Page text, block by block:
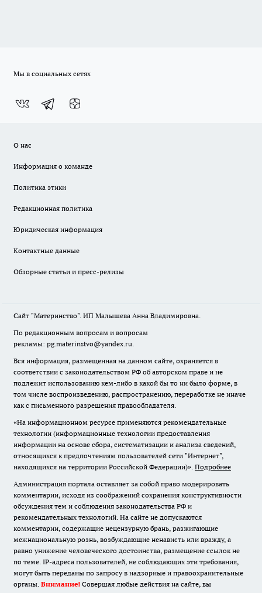
Мы в социальных сетях
О нас
Информация о команде
Политика этики
Редакционная политика
Юридическая информация
Контактные данные
Обзорные статьи и пресс-релизы
Сайт "Материнство". ИП Малышева Анна Владимировна.
По редакционным вопросам и вопросам
рекламы: pg.materinstvo@yandex.ru.
Вся информация, размещенная на данном сайте, охраняется в
соответствии с законодательством РФ об авторском праве и не
подлежит использованию кем-либо в какой бы то ни было форме, в
том числе воспроизведению, распространению, переработке не иначе
как с письменного разрешения правообладателя.
«На информационном ресурсе применяются рекомендательные
технологии (информационные технологии предоставления
информации на основе сбора, систематизации и анализа сведений,
относящихся к предпочтениям пользователей сети "Интернет",
находящихся на территории Российской Федерации)». Подробнее
Администрация портала оставляет за собой право модерировать
комментарии, исходя из соображений сохранения конструктивности
обсуждения тем и соблюдения законодательства РФ и
рекомендательных технологий. На сайте не допускаются
комментарии, содержащие нецензурную брань, разжигающие
межнациональную рознь, возбуждающие ненависть или вражду, а
равно унижение человеческого достоинства, размещение ссылок не
по теме. IP-адреса пользователей, не соблюдающих эти требования,
могут быть переданы по запросу в надзорные и правоохранительные
органы. Внимание! Совершая любые действия на сайте, вы